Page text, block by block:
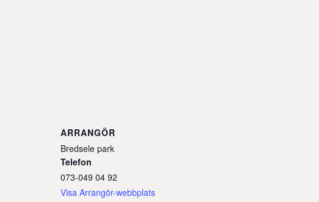
ARRANGÖR
Bredsele park
Telefon
073-049 04 92
Visa Arrangör-webbplats